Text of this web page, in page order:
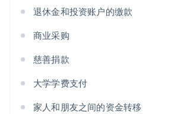
退休金和投资账户的缴款
商业采购
慈善捐款
大学学费支付
家人和朋友之间的资金转移